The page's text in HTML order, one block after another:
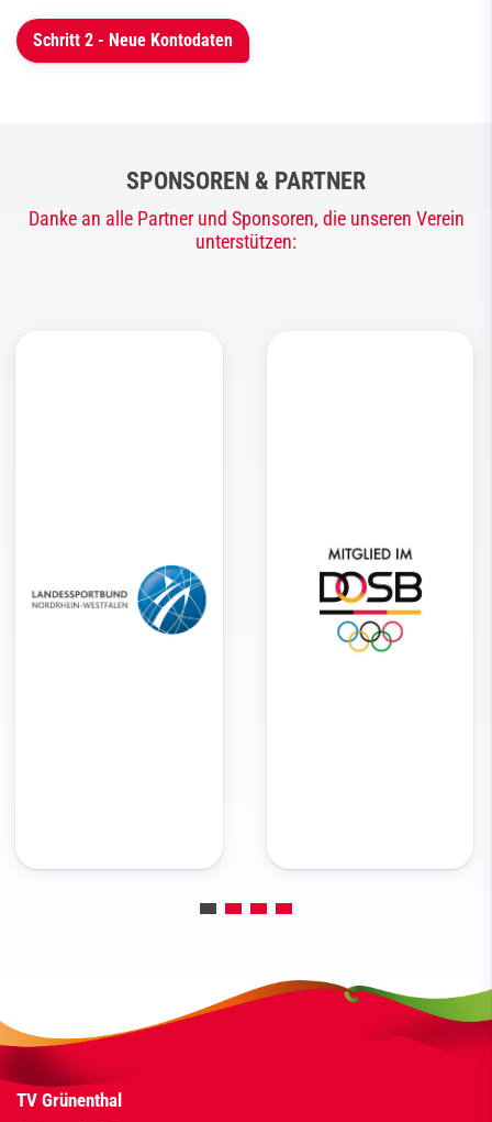
SPONSOREN & PARTNER
Danke an alle Partner und Sponsoren, die unseren Verein
unterstützen:
TV Grünenthal